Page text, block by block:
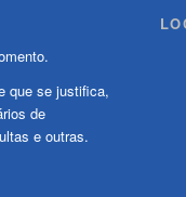
que se justifica,
de
e outras.